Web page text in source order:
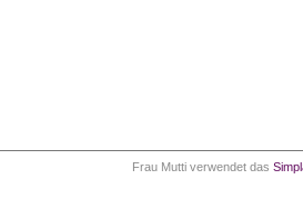
Frau Mutti verwendet das